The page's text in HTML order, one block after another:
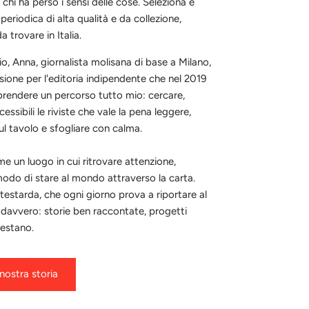
di alta qualità e da collezione,
trovare in Italia.
Anna, giornalista molisana di base a Milano,
per l'editoria indipendente che nel 2019
un percorso tutto mio: cercare,
le riviste che vale la pena leggere,
tavolo e sfogliare con calma.
un luogo in cui ritrovare attenzione,
di stare al mondo attraverso la carta.
che ogni giorno prova a riportare al
storie ben raccontate, progetti
storia